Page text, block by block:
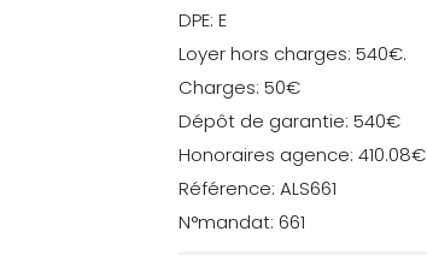
DPE: E
Loyer hors charges: 540€.
Charges: 50€
Dépôt de garantie: 540€
Honoraires agence: 410.08€
Référence: ALS661
N°mandat: 661